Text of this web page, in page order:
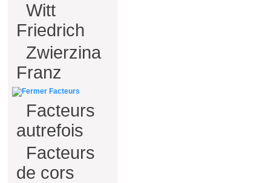
Witt
Friedrich
Zwierzina
Franz
Facteurs
Facteurs
autrefois
Facteurs
de cors